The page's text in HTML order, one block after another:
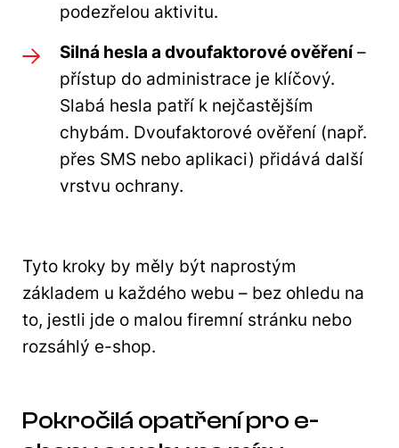
podezřelou aktivitu.
Silná hesla a dvoufaktorové ověření–
přístup do administrace je klíčový.
Slabá hesla patří k nejčastějším
chybám. Dvoufaktorové ověření (např.
přes SMS nebo aplikaci) přidává další
vrstvu ochrany.
Tyto kroky by měly být naprostým
základem u každého webu – bez ohledu na
to, jestli jde o malou firemní stránku nebo
rozsáhlý e-shop.
Pokročilá opatření pro e-